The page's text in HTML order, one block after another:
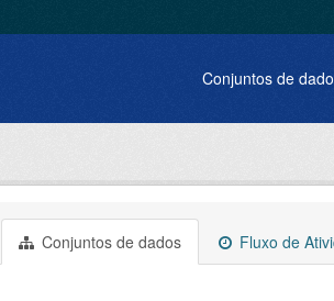
Conjuntos de
Conjuntos de dados Fluxo de